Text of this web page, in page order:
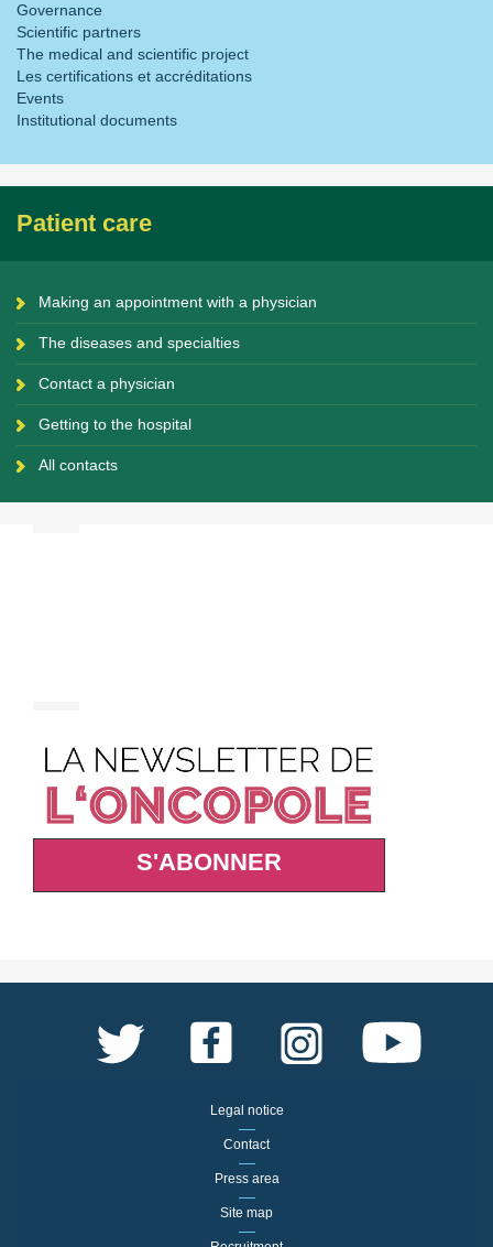
Governance
Scientific partners
The medical and scientific project
Les certifications et accréditations
Events
Institutional documents
Patient care
Making an appointment with a physician
The diseases and specialties
Contact a physician
Getting to the hospital
All contacts
S'ABONNER
Legal notice
Contact
Press area
Site map